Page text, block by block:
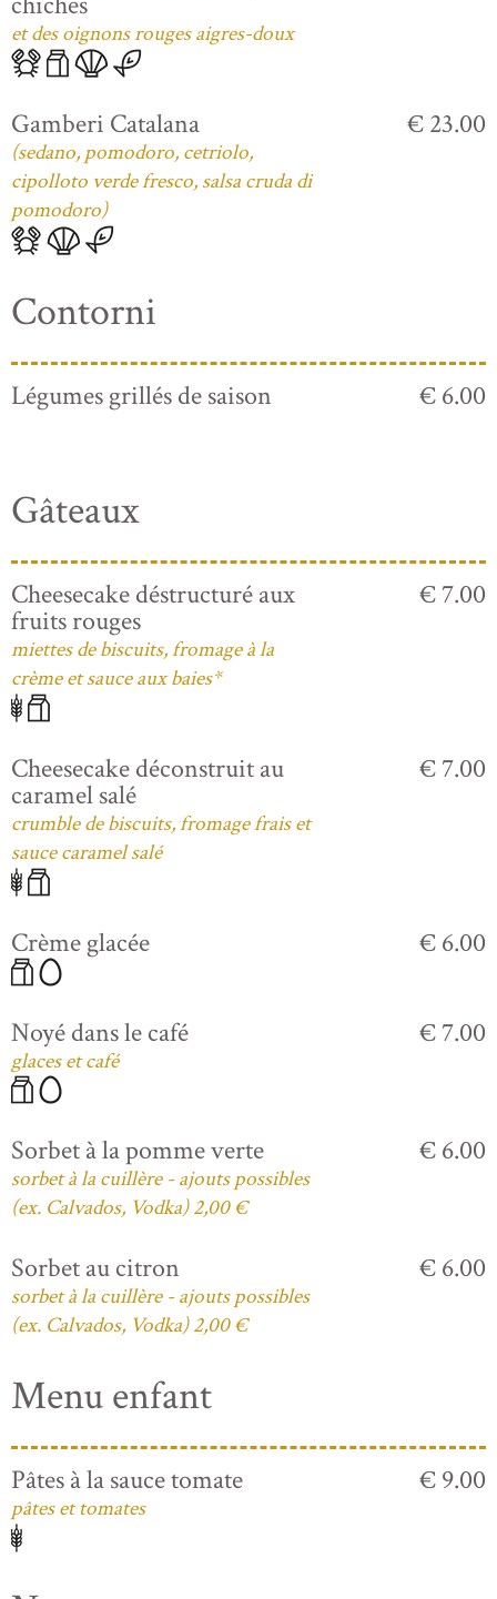
et des oignons rouges aigres-doux
Gamberi Catalana
(sedano, pomodoro, cetriolo,
cipolloto verde fresco, salsa cruda di
pomodoro)
€ 23.00
Contorni
Légumes grillés de saison € 6.00
Gâteaux
Cheesecake déstructuré aux
fruits rouges
miettes de biscuits, fromage à la
crème et sauce aux baies*
€ 7.00
Cheesecake déconstruit au
caramel salé
crumble de biscuits, fromage frais et
sauce caramel salé
€ 7.00
Crème glacée € 6.00
Noyé dans le café
glaces et café
€ 7.00
Sorbet à la pomme verte
sorbet à la cuillère - ajouts possibles
(ex. Calvados, Vodka) 2,00 €
€ 6.00
Sorbet au citron
sorbet à la cuillère - ajouts possibles
(ex. Calvados, Vodka) 2,00 €
€ 6.00
Menu enfant
Pâtes à la sauce tomate
pâtes et tomates
€ 9.00